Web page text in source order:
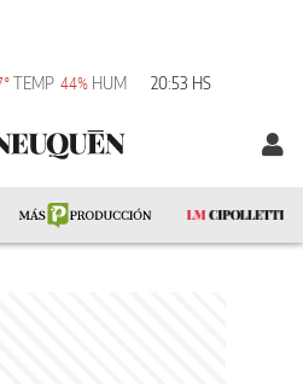
TEMP 44% HUM 20:53 HS